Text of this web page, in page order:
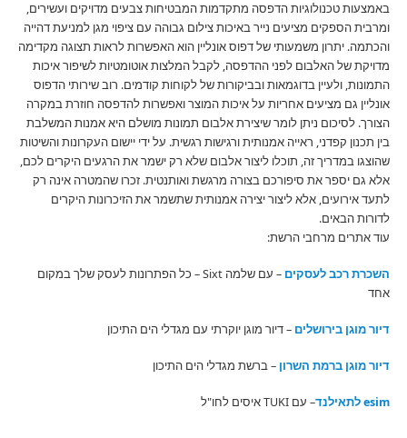
באמצעות טכנולוגיות הדפסה מתקדמות המבטיחות צבעים מדויקים ועשירים,
ומרבית הספקים מציעים נייר באיכות צילום גבוהה עם ציפוי מגן למניעת דהייה
והכתמה. יתרון משמעותי של דפוס אונליין הוא האפשרות לראות תצוגה מקדימה
מדויקת של האלבום לפני ההדפסה, לקבל המלצות אוטומטיות לשיפור איכות
התמונות, ולעיין בדוגמאות ובביקורות של לקוחות קודמים. רוב שירותי הדפוס
אונליין גם מציעים אחריות על איכות המוצר ואפשרות להדפסה חוזרת במקרה
הצורך. לסיכום ניתן לומר שיצירת אלבום תמונות מושלם היא אמנות המשלבת
בין תכנון קפדני, ראייה אמנותית ורגישות רגשית. על ידי יישום העקרונות והשיטות
שהוצגו במדריך זה, תוכלו ליצור אלבום שלא רק ישמר את הרגעים היקרים לכם,
אלא גם יספר את סיפורכם בצורה מרגשת ואותנטית. זכרו שהמטרה אינה רק
לתעד אירועים, אלא ליצור יצירה אמנותית שתשמר את הזיכרונות היקרים
לדורות הבאים.
עוד אתרים מרחבי הרשת:
השכרת רכב לעסקים
– עם שלמה Sixt – כל הפתרונות לעסק שלך במקום
אחד
דיור מוגן בירושלים – דיור מוגן יוקרתי עם מגדלי הים התיכון
דיור מוגן ברמת השרון – ברשת מגדלי הים התיכון
esim לתאילנד – עם TUKI איסים לחו"ל